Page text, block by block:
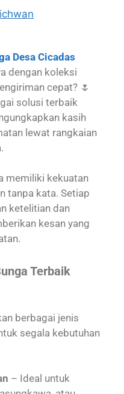
Desa Cicadas
dengan koleksi
cepat? 🌷
solusi terbaik
kasih
lewat rangkaian
memiliki kekuatan
tanpa kata. Setiap
ketelitian dan
kesan yang
Terbaik
berbagai jenis
segala kebutuhan
– Ideal untuk